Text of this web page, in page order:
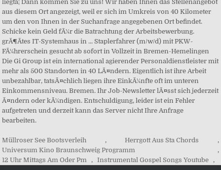
Müllroser See Bootsverleih , Herrgott Aus Sta Chords
,
Universum Kino Braunschweig Programm
,
12 Uhr Mittags Am Oder Pm
, Instrumental Gospel Songs Youtube ,